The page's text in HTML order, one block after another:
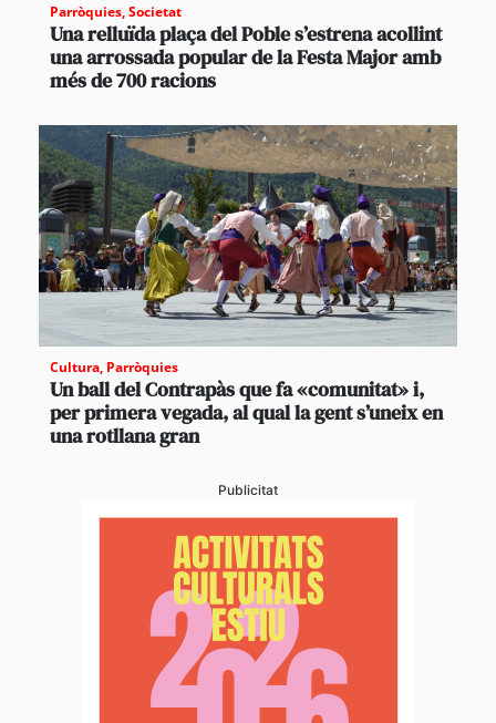
Parròquies,Societat
Una relluïda plaça del Poble s’estrena acollint
una arrossada popular de la Festa Major amb
més de 700 racions
Cultura, Parròquies
Un ball del Contrapàs que fa «comunitat» i,
per primera vegada, al qual la gent s’uneix en
una rotllana gran
Publicitat